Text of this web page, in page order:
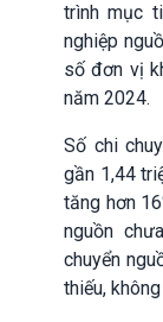
trình mục
nghiệp
số đơn vị
năm 2024.
Số chi
gần 1,44
tăng hơn
nguồn
chuyển
thiếu,